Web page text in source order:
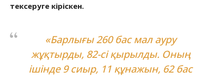
тексеруге кіріскен.
«Барлығы 260 бас мал ауру
жұқтырды, 82-сі қырылды. Оның
ішінде 9 сиыр, 11 құнажын, 62 бас